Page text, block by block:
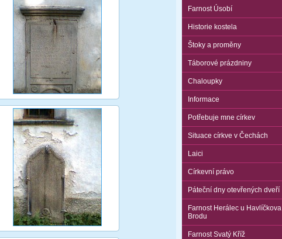
Farnost Úsobí
Historie kostela
Štoky a proměny
Táborové prázdniny
Chaloupky
Informace
Potřebuje mne církev
Situace církve v Čechách
Laici
Církevní právo
Páteční dny otevřených dveří
Farnost Herálec u Havlíčkova
Brodu
Farnost Svatý Kříž